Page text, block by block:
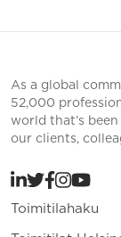
As a global
52,000
world that’s
our clients,
Toimitilahaku